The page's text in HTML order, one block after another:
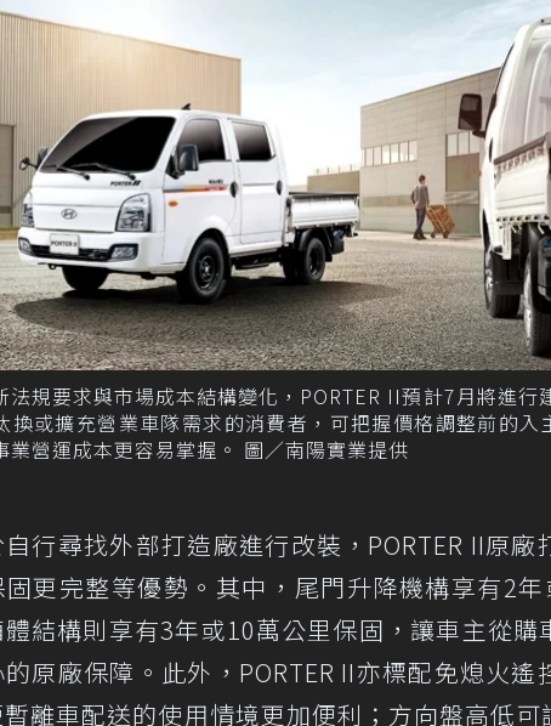
法規要求與市場成本結構變化，PORTER II預計7月將進行
換或擴充營業車隊需求的消費者，可把握價格調整前的
業營運成本更容易掌握。 圖／南陽實業提供
行尋找外部打造廠進行改裝，PORTER II原
固更完整等優勢。其中，尾門升降機構享有2
結構則享有3年或10萬公里保固，讓車主從
原廠保障。此外，PORTER II亦標配免熄火
離車配送的使用情境更加便利；方向盤高低